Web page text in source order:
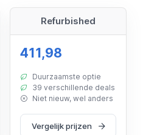
Refurbished
411,98
Duurzaamste optie
39 verschillende deals
Niet nieuw, wel anders
Vergelijk prijzen